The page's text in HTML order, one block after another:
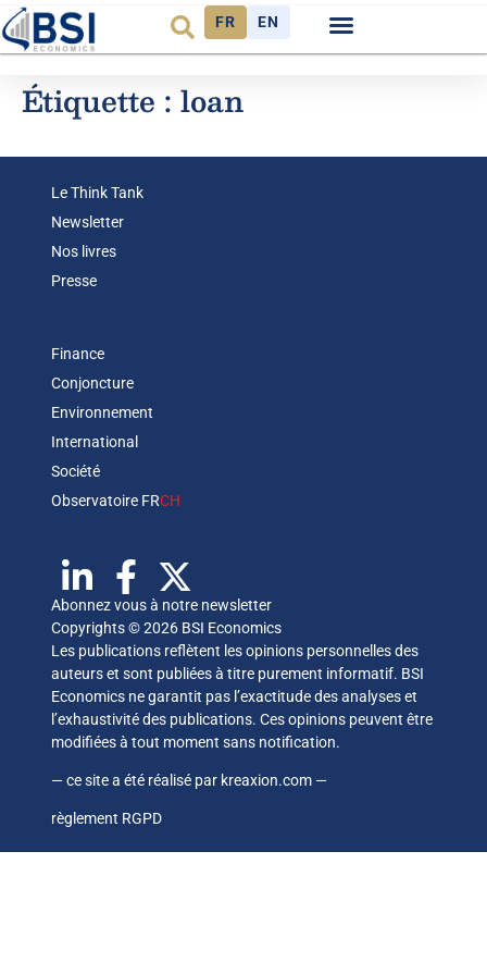
FR EN
Étiquette : loan
Le Think Tank
Newsletter
Nos livres
Presse
Finance
Conjoncture
Environnement
International
Société
Observatoire FRCH
Abonnez vous à notre newsletter
Copyrights © 2026 BSI Economics
Les publications reflètent les opinions personnelles des
auteurs et sont publiées à titre purement informatif. BSI
Economics ne garantit pas l’exactitude des analyses et
l’exhaustivité des publications. Ces opinions peuvent être
modifiées à tout moment sans notification.
— ce site a été réalisé par kreaxion.com —
règlement RGPD